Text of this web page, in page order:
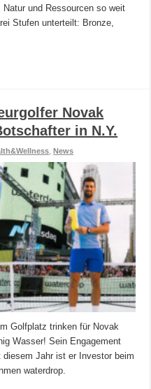
und Ressourcen so weit
Stufen unterteilt: Bronze,
Novak
in N.Y.
,News
Golfplatz trinken für Novak
Wasser! Sein Engagement
Jahr ist er Investor beim
waterdrop.